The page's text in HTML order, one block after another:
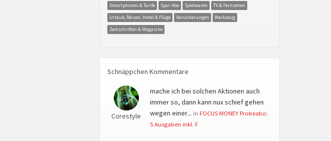
Smartphones & Tarife
Spar-Abo Spielwaren
TV & Fernsehen
Urlaub, Reisen, Hotel & Flüge
Versicherungen
Werkzeug
Zeitschriften & Magazine
Schnäppchen Kommentare
Corestyle
mache ich bei solchen Aktionen auch
immer so, dann kann nux schief gehen
wegen einer... in FOCUS MONEY Probeabo:
5 Ausgaben inkl. F